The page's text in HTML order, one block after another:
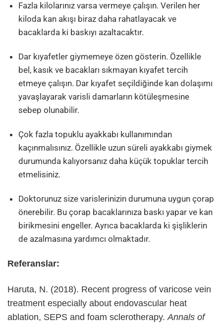
Fazla kilolarınız varsa vermeye çalışın. Verilen her
kiloda kan akışı biraz daha rahatlayacak ve
bacaklarda ki baskıyı azaltacaktır.
Dar kıyafetler giymemeye özen gösterin. Özellikle
bel, kasık ve bacakları sıkmayan kıyafet tercih
etmeye çalışın. Dar kıyafet seçildiğinde kan dolaşımı
yavaşlayarak varisli damarların kötüleşmesine
sebep olunabilir.
Çok fazla topuklu ayakkabı kullanımından
kaçınmalısınız. Özellikle uzun süreli ayakkabı giymek
durumunda kalıyorsanız daha küçük topuklar tercih
etmelisiniz.
Doktorunuz size varislerinizin durumuna uygun çorap
önerebilir. Bu çorap bacaklarınıza baskı yapar ve kan
birikmesini engeller. Ayrıca bacaklarda ki şişliklerin
de azalmasına yardımcı olmaktadır.
Referanslar:
Haruta, N. (2018). Recent progress of varicose vein
treatment especially about endovascular heat
ablation, SEPS and foam sclerotherapy. Annals of